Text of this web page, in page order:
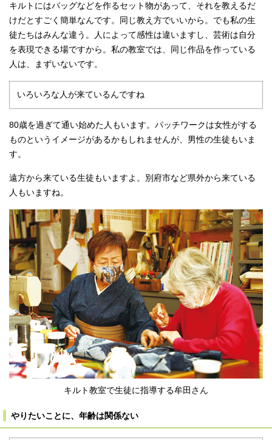
キルトにはバッグなどを作るセット物があって、それを教えるだ
けだとすごく簡単なんです。同じ教え方でいいから。でも私の生
徒たちはみんな違う。人によって感性は違いますし、芸術は自分
を表現できる場ですから。私の教室では、同じ作品を作っている
人は、まずいないです。
いろいろな人が来ているんですね
80歳を過ぎて通い始めた人もいます。パッチワークは女性がする
ものというイメージがあるかもしれませんが、男性の生徒もいま
す。
遠方から来ている生徒もいますよ。別府市など県外から来ている
人もいますね。
キルト教室で生徒に指導する牟田さん
やりたいことに、年齢は関係ない